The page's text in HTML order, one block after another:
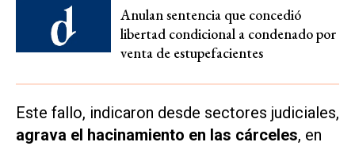
Anulan sentencia que concedió
libertad condicional a condenado por
venta de estupefacientes
Este fallo, indicaron desde sectores judiciales,
agrava el hacinamiento en las cárceles, en